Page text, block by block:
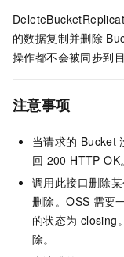
的数据复制并删除
操作都不会被同步到
注意事项
当请求的 Bucket
回 200 HTTP OK。
调用此接口删除
删除。OSS 需要
的状态为 closing
除。